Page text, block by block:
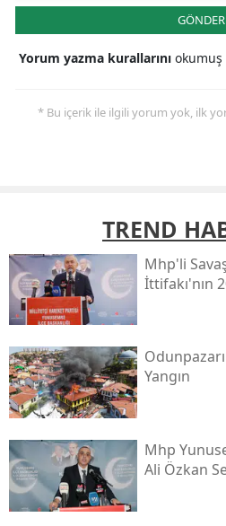
GÖNDER
Yorum yazma kurallarını okumuş
* Bu içerik ile ilgili yorum yok, ilk
TREND
Mhp'li
İttifakı'nın
Yangın
Mhp
Ali Özkan